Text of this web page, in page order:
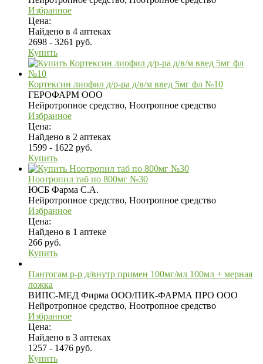
Избранное
Цена:
Найдено в 4 аптеках
2698 - 3261 руб.
Купить
Кортексин лиофил д/р-ра д/в/м введ 5мг фл №10
ГЕРОФАРМ ООО
Нейротропное средство, Ноотропное средство
Избранное
Цена:
Найдено в 2 аптеках
1599 - 1622 руб.
Купить
Ноотропил таб по 800мг №30
ЮСБ Фарма С.А.
Нейротропное средство, Ноотропное средство
Избранное
Цена:
Найдено в 1 аптеке
266 руб.
Купить
Пантогам р-р д/внутр примен 100мг/мл 100мл + мерная
ложка
ВИПС-МЕД Фирма ООО/ПИК-ФАРМА ПРО ООО
Нейротропное средство, Ноотропное средство
Избранное
Цена:
Найдено в 3 аптеках
1257 - 1476 руб.
Купить